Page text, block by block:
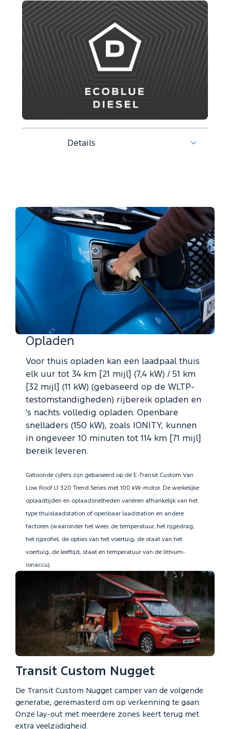
Details
Opladen
Voor thuis opladen kan een laadpaal thuis
elk uur tot 34 km [21 mijl] (7,4 kW) / 51 km
[32 mijl] (11 kW) (gebaseerd op de WLTP-
testomstandigheden) rijbereik opladen en
's nachts volledig opladen. Openbare
snelladers (150 kW), zoals IONITY, kunnen
in ongeveer 10 minuten tot 114 km [71 mijl]
bereik leveren.
Getoonde cijfers zijn gebaseerd op de E-Transit Custom Van
Low Roof L1 320 Trend Series met 100 kW-motor. De werkelijke
oplaadtijden en oplaadsnelheden variëren afhankelijk van het
type thuislaadstation of openbaar laadstation en andere
factoren (waaronder het weer, de temperatuur, het rijgedrag,
het rijprofiel, de opties van het voertuig, de staat van het
voertuig, de leeftijd, staat en temperatuur van de lithium-
ionaccu).
Transit Custom Nugget
De Transit Custom Nugget camper van de volgende
generatie, geremasterd om op verkenning te gaan.
Onze lay-out met meerdere zones keert terug met
extra veelzijdigheid.